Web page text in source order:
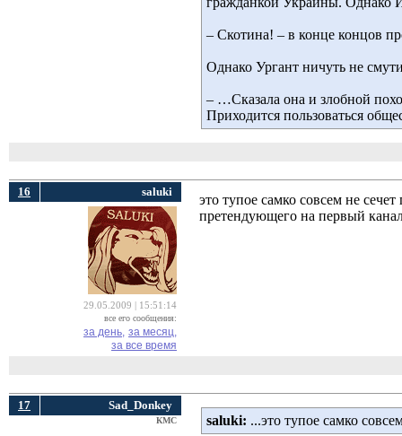
– Скотина! – в конце концов
Однако Ургант ничуть не
– …Сказала она и злобной
Приходится пользоваться
16 saluki
29.05.2009 | 15:51:14
все его сообщения:
за день, за месяц,
за все время
это тупое самко совсем не
претендующего на первый
17 Sad_Donkey
КМС saluki: ...это тупое самко